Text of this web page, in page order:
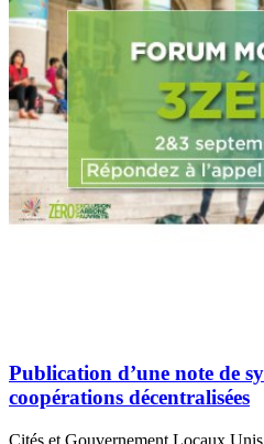
Publication d’une note de
coopérations décentralisées
Cités et Gouvernement Locaux